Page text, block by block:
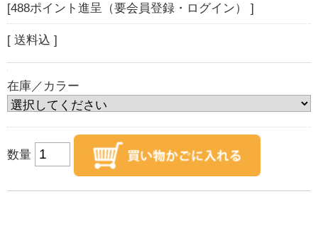
[488ポイント進呈（要会員登録・ログイン） ]
[ 送料込 ]
在庫／カラー
数量